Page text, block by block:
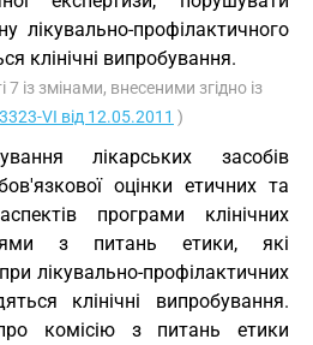
лікувально-профілактичного
клінічні випробування.
із змінами, внесеними згідно із
VI від 12.05.2011 )
лікарських засобів
оцінки етичних та
програми клінічних
з питань етики, які
лікувально-профілактичних
клінічні випробування.
комісію з питань етики